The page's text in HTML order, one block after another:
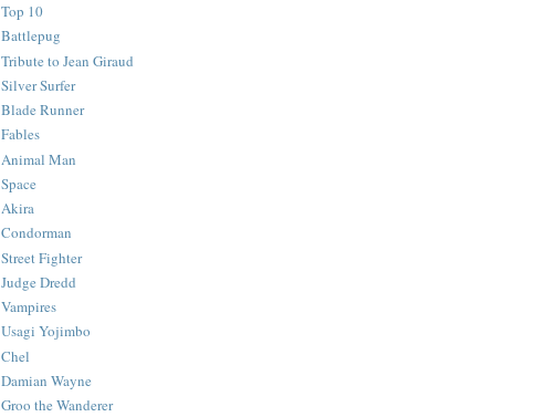
Top 10
Battlepug
Tribute to Jean Giraud
Silver Surfer
Blade Runner
Fables
Animal Man
Space
Akira
Condorman
Street Fighter
Judge Dredd
Vampires
Usagi Yojimbo
Chel
Damian Wayne
Groo the Wanderer